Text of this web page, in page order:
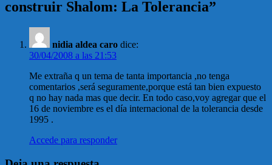
construir Shalom: La Tolerancia”
nidia aldea caro dice:
30/04/2008 a las 21:53
Me extraña q un tema de tanta importancia ,no tenga
comentarios ,será seguramente,porque está tan bien expuesto
q no hay nada mas que decir. En todo caso,voy agregar que el
16 de noviembre es el día internacional de la tolerancia desde
1995 .
Accede para responder